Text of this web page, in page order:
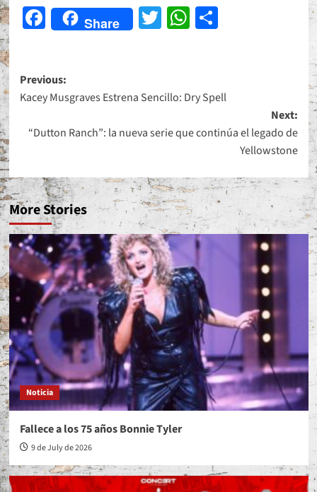
Facebook
Share Twitter
WhatsApp
Share
Post
navigation
Previous:
Kacey Musgraves Estrena Sencillo: Dry Spell
Next:
“Dutton Ranch”: la nueva serie que continúa el legado de
Yellowstone
More Stories
Noticia
Fallece a los 75 años Bonnie Tyler
9 de July de 2026